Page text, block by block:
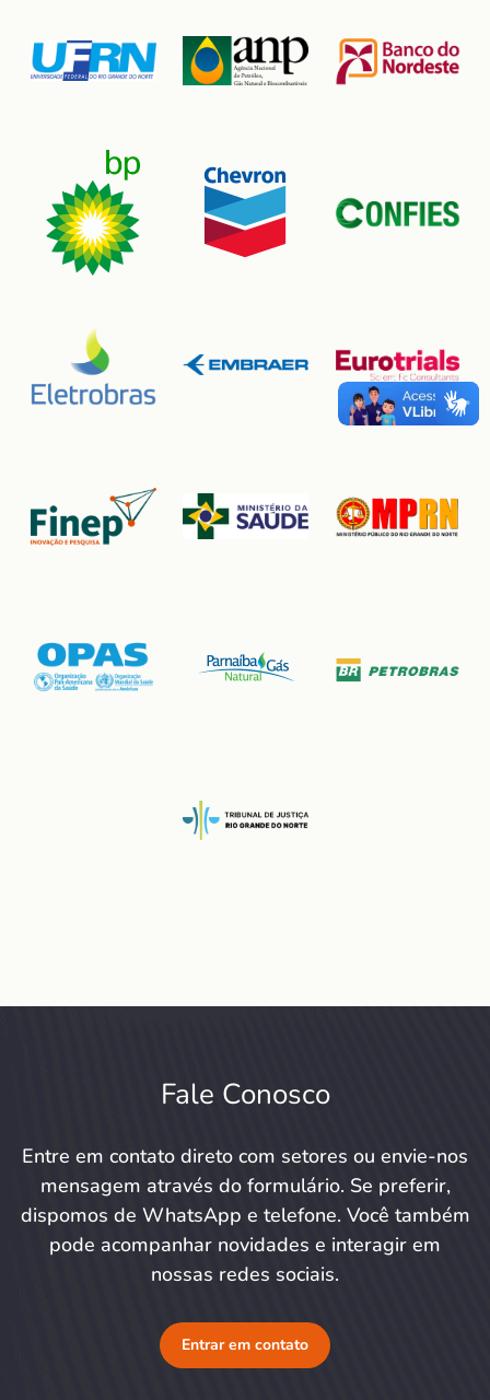
Fale Conosco
Entre em contato direto com setores ou envie-nos
mensagem através do formulário. Se preferir,
dispomos de WhatsApp e telefone. Você também
pode acompanhar novidades e interagir em
nossas redes sociais.
Entrar em contato